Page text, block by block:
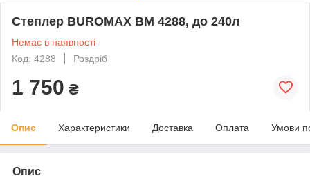
Степлер BUROMAX BM 4288, до 240л
Немає в наявності
Код: 4288
Роздріб
1 750 ₴
Опис Характеристики Доставка Оплата Умови
Опис